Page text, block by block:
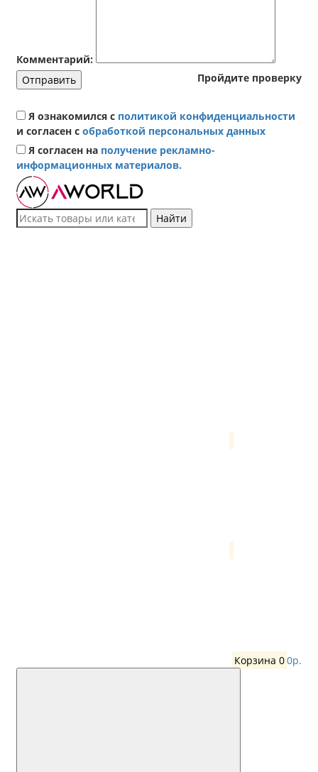
Комментарий:
Пройдите проверку
Отправить
Я ознакомился с политикой конфиденциальности
и согласен с обработкой персональных данных
Я согласен на получение рекламно-
информационных материалов.
Найти
Корзина 00р.